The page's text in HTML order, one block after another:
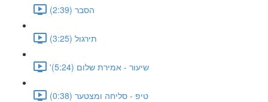
הסבר (2:39)
תירגול (3:25)
'שיעור - אמירת שלום (5:24)
טיפ - סליחה ומצטער (0:38)